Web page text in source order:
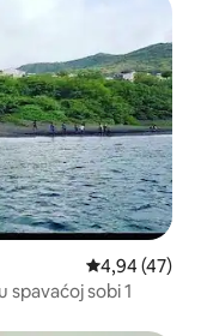
Prosječna
4,94 (47)
spavaćoj sobi 1